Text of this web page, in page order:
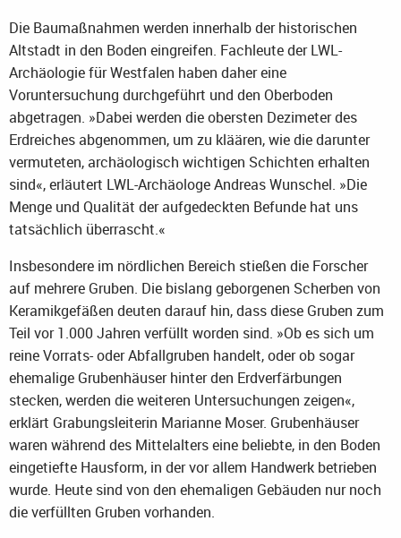
Die Baumaßnahmen werden innerhalb der historischen
Altstadt in den Boden eingreifen. Fachleute der LWL-
Archäologie für Westfalen haben daher eine
Voruntersuchung durchgeführt und den Oberboden
abgetragen. »Dabei werden die obersten Dezimeter des
Erdreiches abgenommen, um zu kläären, wie die darunter
vermuteten, archäologisch wichtigen Schichten erhalten
sind«, erläutert LWL-Archäologe Andreas Wunschel. »Die
Menge und Qualität der aufgedeckten Befunde hat uns
tatsächlich überrascht.«
Insbesondere im nördlichen Bereich stießen die Forscher
auf mehrere Gruben. Die bislang geborgenen Scherben von
Keramikgefäßen deuten darauf hin, dass diese Gruben zum
Teil vor 1.000 Jahren verfüllt worden sind. »Ob es sich um
reine Vorrats- oder Abfallgruben handelt, oder ob sogar
ehemalige Grubenhäuser hinter den Erdverfärbungen
stecken, werden die weiteren Untersuchungen zeigen«,
erklärt Grabungsleiterin Marianne Moser. Grubenhäuser
waren während des Mittelalters eine beliebte, in den Boden
eingetiefte Hausform, in der vor allem Handwerk betrieben
wurde. Heute sind von den ehemaligen Gebäuden nur noch
die verfüllten Gruben vorhanden.